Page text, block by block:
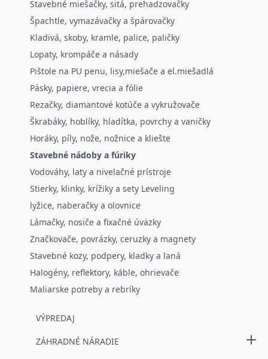
Stavebné miešačky, sitá, prehadzovačky
Špachtle, vymazávačky a špárovačky
Kladivá, skoby, kramle, palice, paličky
Lopaty, krompáče a násady
Pištole na PU penu, lisy,miešače a el.miešadlá
Pásky, papiere, vrecia a fólie
Rezačky, diamantové kotúče a vykružovače
Škrabáky, hoblíky, hladítka, povrchy a vaničky
Horáky, píly, nože, nožnice a kliešte
Stavebné nádoby a fúriky
Vodováhy, laty a nivelačné prístroje
Stierky, klinky, krížiky a sety Leveling
lyžice, naberačky a olovnice
Lámačky, nosiče a fixačné úväzky
Značkovače, povrázky, ceruzky a magnety
Stavebné kozy, podpery, kladky a laná
Halogény, reflektory, káble, ohrievače
Maliarske potreby a rebríky
VÝPREDAJ
ZÁHRADNÉ NÁRADIE